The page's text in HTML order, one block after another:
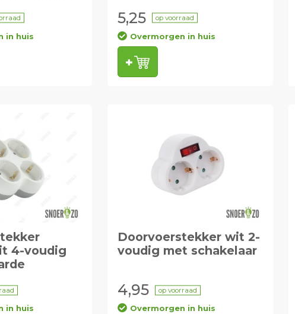
in huis
5,25 op voorraad
Overmorgen in huis
4-voudig
in huis
Doorvoerstekker wit 2-
voudig met schakelaar
4,95 op voorraad
Overmorgen in huis